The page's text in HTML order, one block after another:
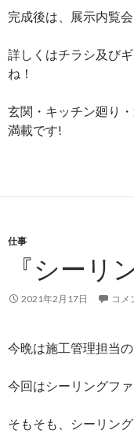
完成後は、展示内覧
詳しくはチラシ及び
ね！
玄関・キッチン廻り
満載です!
仕事
『シーリ
2021年2月17日 コメ
今晩は施工管理担当の
今回はシーリングファ
そもそも、シーリン